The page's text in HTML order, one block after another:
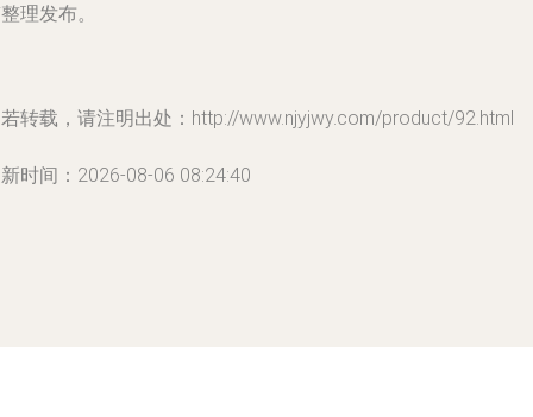
理发布。
转载，请注明出处：http://www.njyjwy.com/product/92.html
时间：2026-08-06 08:24:40